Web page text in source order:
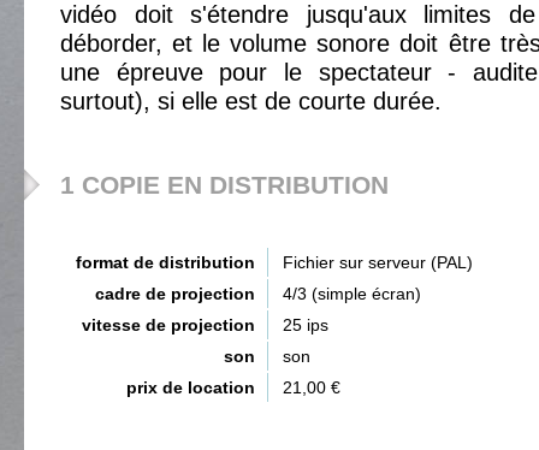
vidéo doit s'étendre jusqu'aux limites
déborder, et le volume sonore doit être
une épreuve pour le spectateur -
surtout), si elle est de courte durée.
1 COPIE EN DISTRIBUTION
format de distribution
Fichier sur serveur (PAL)
cadre de projection
4/3 (simple écran)
vitesse de projection
25 ips
son
son
prix de location
21,00 €